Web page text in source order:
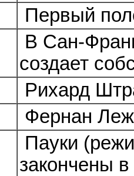
Первый
В Сан-
создает
Рихард
Фернан
Пауки
закончены в